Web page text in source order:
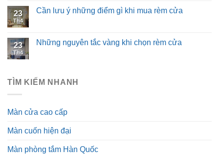
23
Th4
Cần lưu ý những điểm gì khi mua rèm cửa
23
Th4
Những nguyên tắc vàng khi chọn rèm cửa
TÌM KIẾM NHANH
Màn cửa cao cấp
Màn cuốn hiện đại
Màn phòng tắm Hàn Quốc